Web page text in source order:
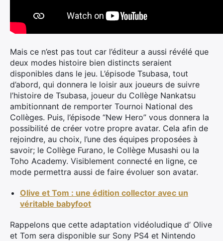
Mais ce n’est pas tout car l’éditeur a aussi révélé que
deux modes histoire bien distincts seraient
disponibles dans le jeu. L’épisode Tsubasa, tout
d’abord, qui donnera le loisir aux joueurs de suivre
l’histoire de Tsubasa, joueur du Collège Nankatsu
ambitionnant de remporter Tournoi National des
Collèges. Puis, l’épisode “New Hero” vous donnera la
possibilité de créer votre propre avatar. Cela afin de
rejoindre, au choix, l’une des équipes proposées à
savoir; le Collège Furano, le Collège Musashi ou la
Toho Academy. Visiblement connecté en ligne, ce
mode permettra aussi de faire évoluer son avatar.
Olive et Tom : une édition collector avec un
véritable babyfoot
Rappelons que cette adaptation vidéoludique d’ Olive
et Tom sera disponible sur Sony PS4 et Nintendo